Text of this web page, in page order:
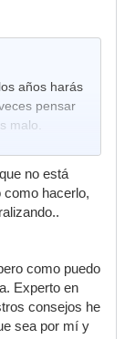
años harás
pensar
malo.
no está
como hacerlo,
como puedo
Experto en
consejos he
sea por mí y